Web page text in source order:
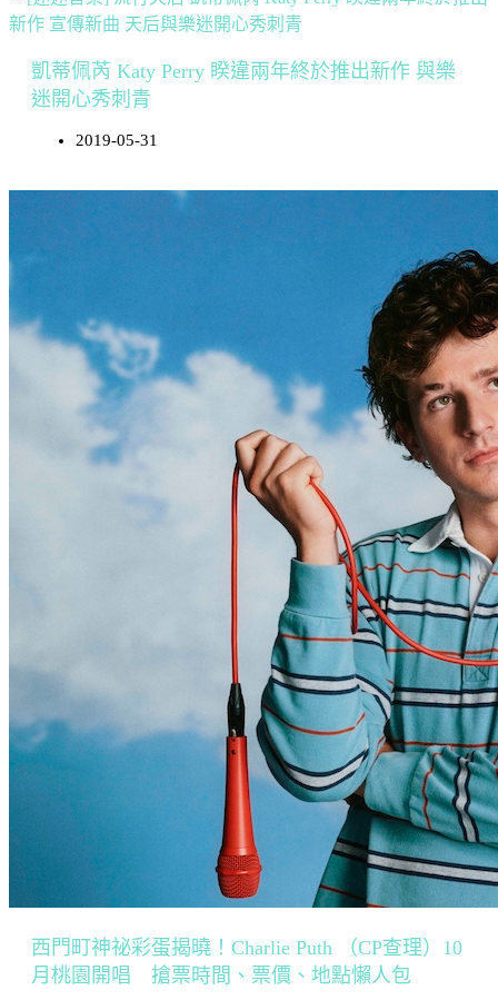
凱蒂佩芮 Katy Perry 睽違兩年終於推出新作 與樂
迷開心秀刺青
2019-05-31
西門町神祕彩蛋揭曉！Charlie Puth （CP查理）10
月桃園開唱 搶票時間、票價、地點懶人包